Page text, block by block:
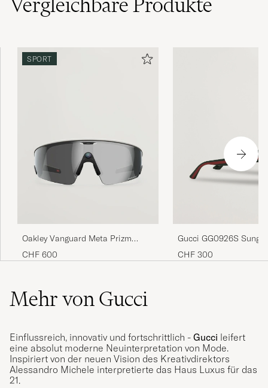
SPORT
Oakley Vanguard Meta Prizm
Sunglasses Black
CHF 600
Gucci GG0926S
Black/Green
CHF 300
Mehr von Gucci
Einflussreich, innovativ und fortschrittlich - Gucci leifert
eine absolut moderne Neuinterpretation von Mode.
Inspiriert von der neuen Vision des Kreativdirektors
Alessandro Michele interpretierte das Haus Luxus für das
21.